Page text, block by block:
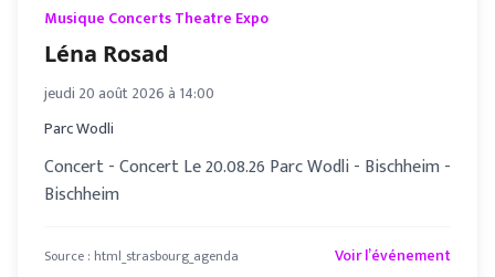
Musique Concerts Theatre Expo
Léna Rosad
jeudi 20 août 2026 à 14:00
Parc Wodli
Concert - Concert Le 20.08.26 Parc Wodli - Bischheim -
Bischheim
Source : html_strasbourg_agenda Voir l’événement